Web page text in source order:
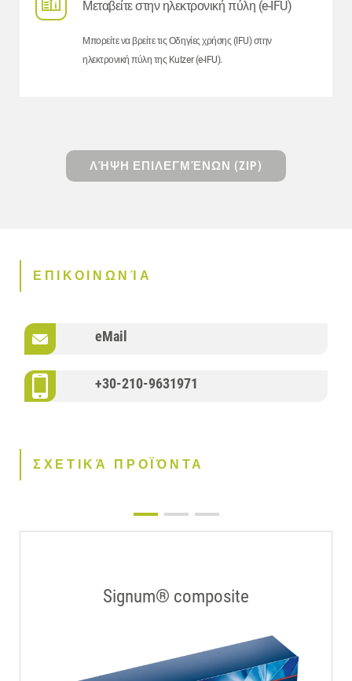
Μεταβείτε στην ηλεκτρονική πύλη (e-IFU)
Μπορείτε να βρείτε τις Οδηγίες χρήσης (IFU) στην
ηλεκτρονική πύλη της Kulzer (e-IFU).
ΛΉΨΗ ΕΠΙΛΕΓΜΈΝΩΝ (ZIP)
ΕΠΙΚΟΙΝΩΝΊΑ
eMail
+30-210-9631971
ΣΧΕΤΙΚΆ ΠΡΟΪΌΝΤΑ
Signum® composite